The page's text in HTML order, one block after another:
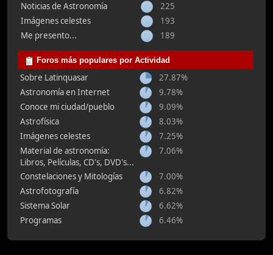
Noticias de Astronomía
225
Imágenes celestes
193
Me presento...
189
Foros más populares por Actividad
Sobre Latinquasar
27.87%
Astronomía en Internet
9.78%
Conoce mi ciudad/pueblo
9.09%
Astrofísica
8.03%
Imágenes celestes
7.25%
Material de astronomía:
Libros, Películas, CD's, DVD's...
7.06%
Constelaciones y Mitologías
7.00%
Astrofotografía
6.82%
Sistema Solar
6.62%
Programas
6.46%